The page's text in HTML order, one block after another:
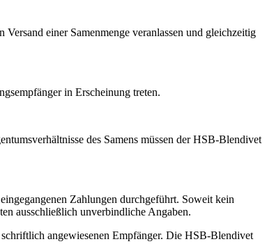
einer Samenmenge veranlassen und gleichzeitig
in Erscheinung treten.
des Samens müssen der HSB-Blendivet
Zahlungen durchgeführt. Soweit kein
ausschließlich unverbindliche Angaben.
angewiesenen Empfänger. Die HSB-Blendivet